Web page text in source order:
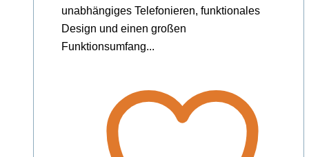
unabhängiges Telefonieren, funktionales
Design und einen großen
Funktionsumfang...